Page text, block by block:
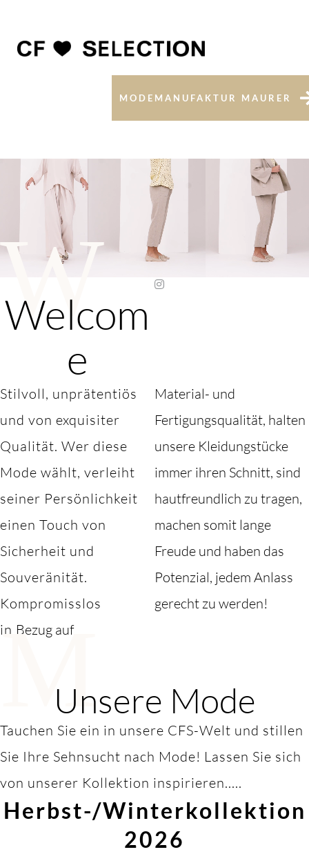
MODEMANUFAKTUR MAURER
W
Welcom
e
Stilvoll, unprätentiös
und von exquisiter
Qualität. Wer diese
Mode wählt, verleiht
seiner Persönlichkeit
einen Touch von
Sicherheit und
Souveränität.
Kompromisslos
in Bezug auf
Material- und
Fertigungsqualität, halten
unsere Kleidungstücke
immer ihren Schnitt, sind
hautfreundlich zu tragen,
machen somit lange
Freude und haben das
Potenzial, jedem Anlass
gerecht zu werden!
MUnsere Mode
Tauchen Sie ein in unsere CFS-Welt und stillen
Sie Ihre Sehnsucht nach Mode! Lassen Sie sich
von unserer Kollektion inspirieren.....
Herbst-/Winterkollektion
2026